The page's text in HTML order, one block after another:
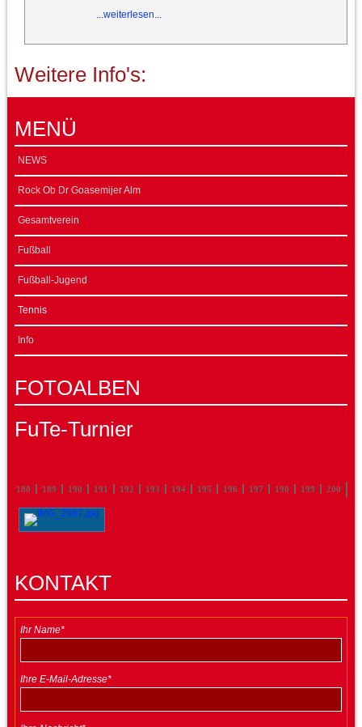
...weiterlesen...
Weitere Info's:
MENÜ
NEWS
Rock Ob Dr Goasemijer Alm
Gesamtverein
Fußball
Fußball-Jugend
Tennis
Info
FOTOALBEN
FuTe-Turnier
188 189 190 191 192 193 194 195 196 197 198 199 200
KONTAKT
Ihr Name*
Ihre E-Mail-Adresse*